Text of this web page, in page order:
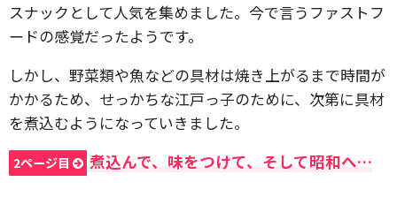
スナックとして人気を集めました。今で言うファストフ
ードの感覚だったようです。
しかし、野菜類や魚などの具材は焼き上がるまで時間が
かかるため、せっかちな江戸っ子のために、次第に具材
を煮込むようになっていきました。
2ページ目 煮込んで、味をつけて、そして昭和へ…